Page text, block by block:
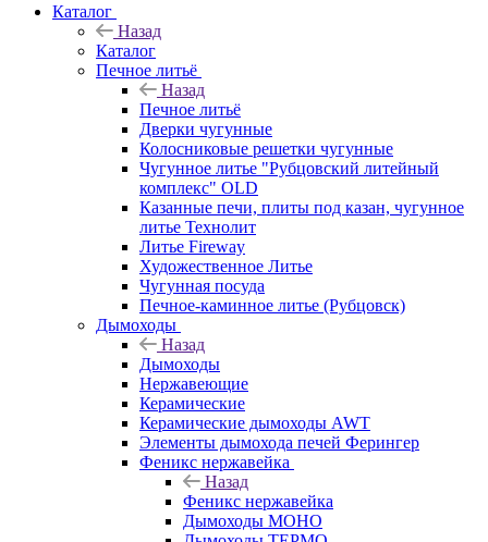
Каталог
Назад
Каталог
Печное литьё
Назад
Печное литьё
Дверки чугунные
Колосниковые решетки чугунные
Чугунное литье "Рубцовский литейный
комплекс" OLD
Казанные печи, плиты под казан, чугунное
литье Технолит
Литье Fireway
Художественное Литье
Чугунная посуда
Печное-каминное литье (Рубцовск)
Дымоходы
Назад
Дымоходы
Нержавеющие
Керамические
Керамические дымоходы AWT
Элементы дымохода печей Ферингер
Феникс нержавейка
Назад
Феникс нержавейка
Дымоходы МОНО